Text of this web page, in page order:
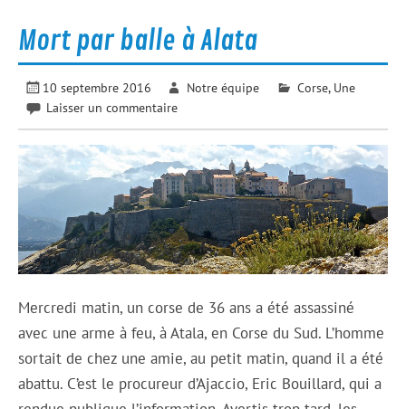
Mort par balle à Alata
10 septembre 2016 Notre équipe Corse, Une
Laisser un commentaire
Mercredi matin, un corse de 36 ans a été assassiné
avec une arme à feu, à Atala, en Corse du Sud. L’homme
sortait de chez une amie, au petit matin, quand il a été
abattu. C’est le procureur d’Ajaccio, Eric Bouillard, qui a